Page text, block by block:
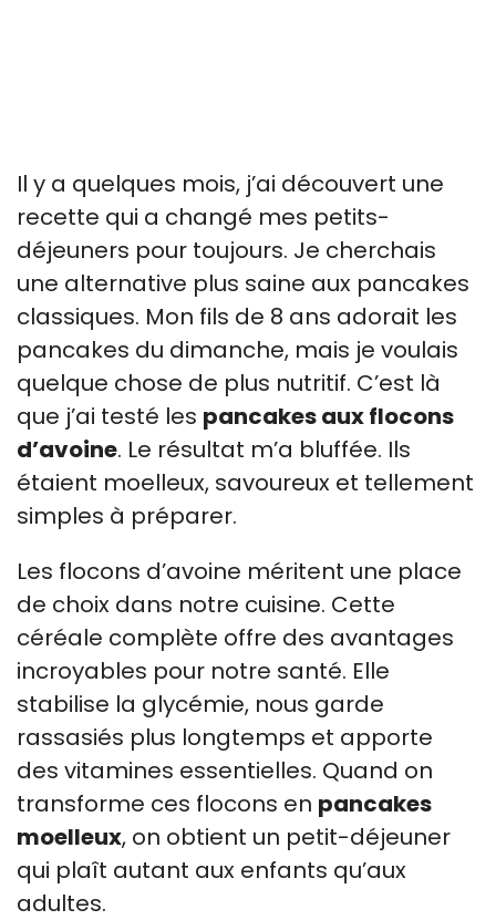
Il y a quelques mois, j’ai découvert une
recette qui a changé mes petits-
déjeuners pour toujours. Je cherchais
une alternative plus saine aux pancakes
classiques. Mon fils de 8 ans adorait les
pancakes du dimanche, mais je voulais
quelque chose de plus nutritif. C’est là
que j’ai testé les pancakes aux flocons
d’avoine. Le résultat m’a bluffée. Ils
étaient moelleux, savoureux et tellement
simples à préparer.
Les flocons d’avoine méritent une place
de choix dans notre cuisine. Cette
céréale complète offre des avantages
incroyables pour notre santé. Elle
stabilise la glycémie, nous garde
rassasiés plus longtemps et apporte
des vitamines essentielles. Quand on
transforme ces flocons en pancakes
moelleux, on obtient un petit-déjeuner
qui plaît autant aux enfants qu’aux
adultes.